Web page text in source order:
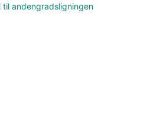
til andengradsligningen